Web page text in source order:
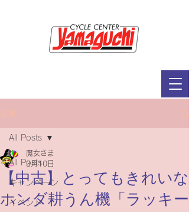
All Posts
キャンペーン
イベント
All Posts
【中古】とってもきれいな
ホンダ耕うん機「ラッキー
魔女さま
3月10日